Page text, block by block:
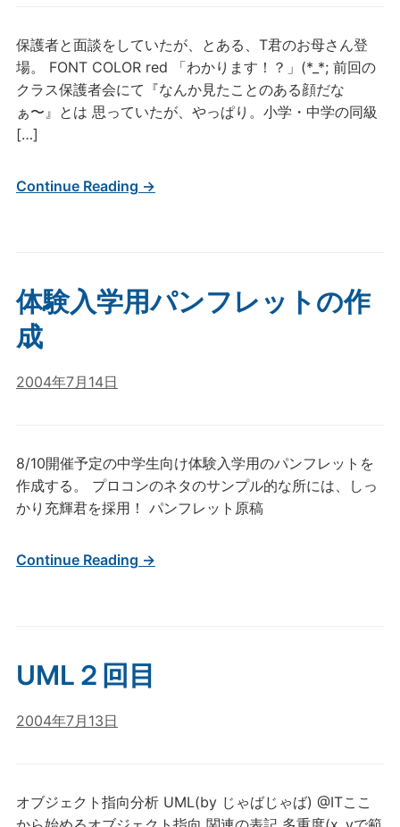
保護者と面談をしていたが、とある、T君のお母さん登
場。 FONT COLOR red 「わかります！？」(*_*; 前回の
クラス保護者会にて『なんか見たことのある顔だな
ぁ〜』とは 思っていたが、やっぱり。小学・中学の同級
[…]
Continue Reading →
体験入学用パンフレットの作
成
2004年7月14日
8/10開催予定の中学生向け体験入学用のパンフレットを
作成する。 プロコンのネタのサンプル的な所には、しっ
かり充輝君を採用！ パンフレット原稿
Continue Reading →
UML２回目
2004年7月13日
オブジェクト指向分析 UML(by じゃばじゃば) @ITここ